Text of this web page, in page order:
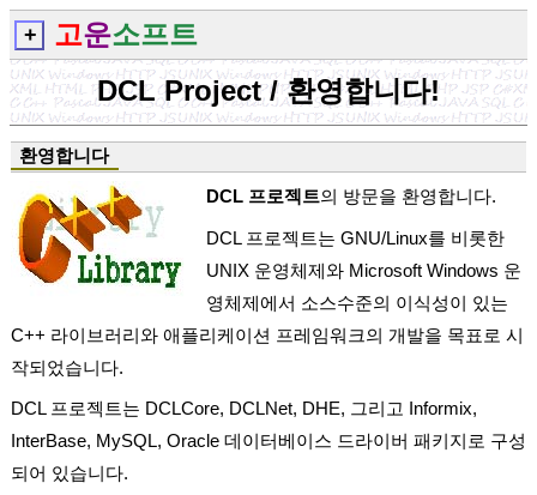
+ 고운소프트
DCL Project / 환영합니다!
환영합니다
DCL 프로젝트의 방문을 환영합니다.
DCL 프로젝트는 GNU/Linux를 비롯한
UNIX 운영체제와 Microsoft Windows 운
영체제에서 소스수준의 이식성이 있는
C++ 라이브러리와 애플리케이션 프레임워크의 개발을 목표로 시
작되었습니다.
DCL 프로젝트는 DCLCore, DCLNet, DHE, 그리고 Informix,
InterBase, MySQL, Oracle 데이터베이스 드라이버 패키지로 구성
되어 있습니다.